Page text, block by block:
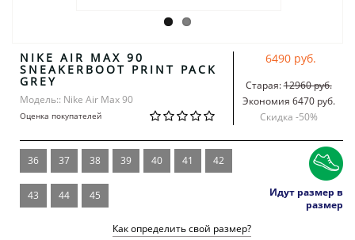
NIKE AIR MAX 90
SNEAKERBOOT PRINT PACK
GREY
Модель:: Nike Air Max 90
Оценка покупателей
6490 руб.
Старая:12960 руб.
Экономия 6470 руб.
Скидка -50%
36 37 38 39 40 41 42
43 44 45
Идут размер в
размер
Как определить свой размер?